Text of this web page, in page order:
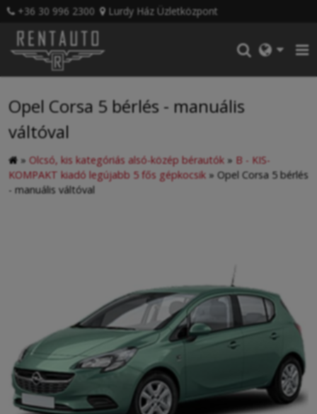
+36 30 996 2300 Lurdy Ház Üzletközpont
Opel Corsa 5 bérlés - manuális
váltóval
» Olcsó, kis kategóriás alsó-közép bérautók » B - KIS-
KOMPAKT kiadó legújabb 5 fős gépkocsik » Opel Corsa 5 bérlés
- manuális váltóval